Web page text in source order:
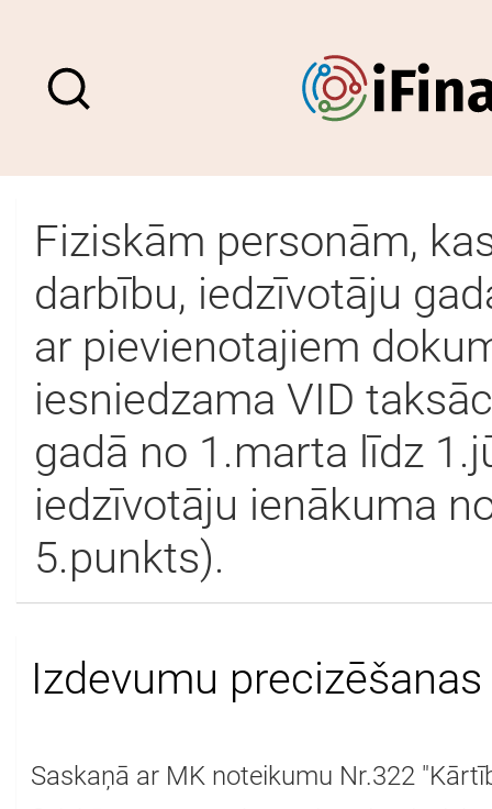
Fiziskām personām,
darbību, iedzīvotāju
ar pievienotajiem
iesniedzama VID
gadā no 1.marta līdz
iedzīvotāju ienākuma
5.punkts).
Izdevumu
Saskaņā ar MK noteikumu Nr.322